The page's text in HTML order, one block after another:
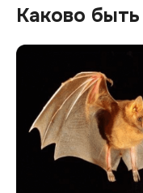
Каково